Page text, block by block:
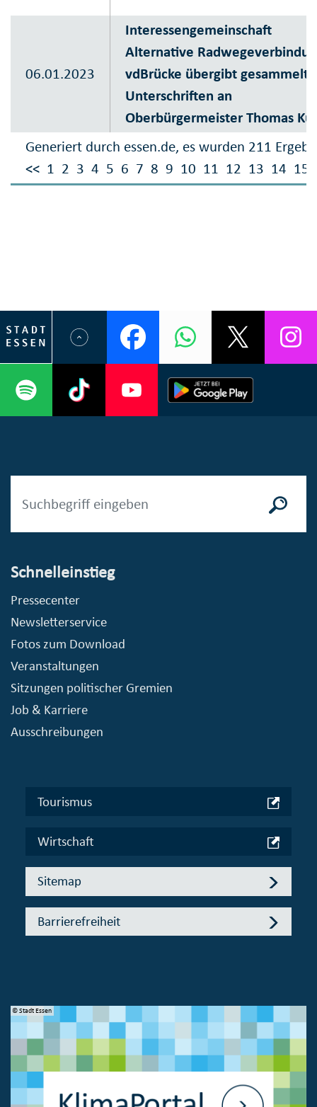
Generiert durch essen.de, es wurden 211
<< 1 2 3 4 5 6 7 8 9 10 11 12 13 14 15
06.01.2023
Interessengemeinschaft
Alternative
vdBrücke übergibt gesammelte
Unterschriften an
Oberbürgermeister Thomas
Schnelleinstieg
Pressecenter
Newsletterservice
Fotos zum Download
Veranstaltungen
Sitzungen politischer Gremien
Job & Karriere
Ausschreibungen
Tourismus
Wirtschaft
Sitemap
Barrierefreiheit
© Stadt Essen